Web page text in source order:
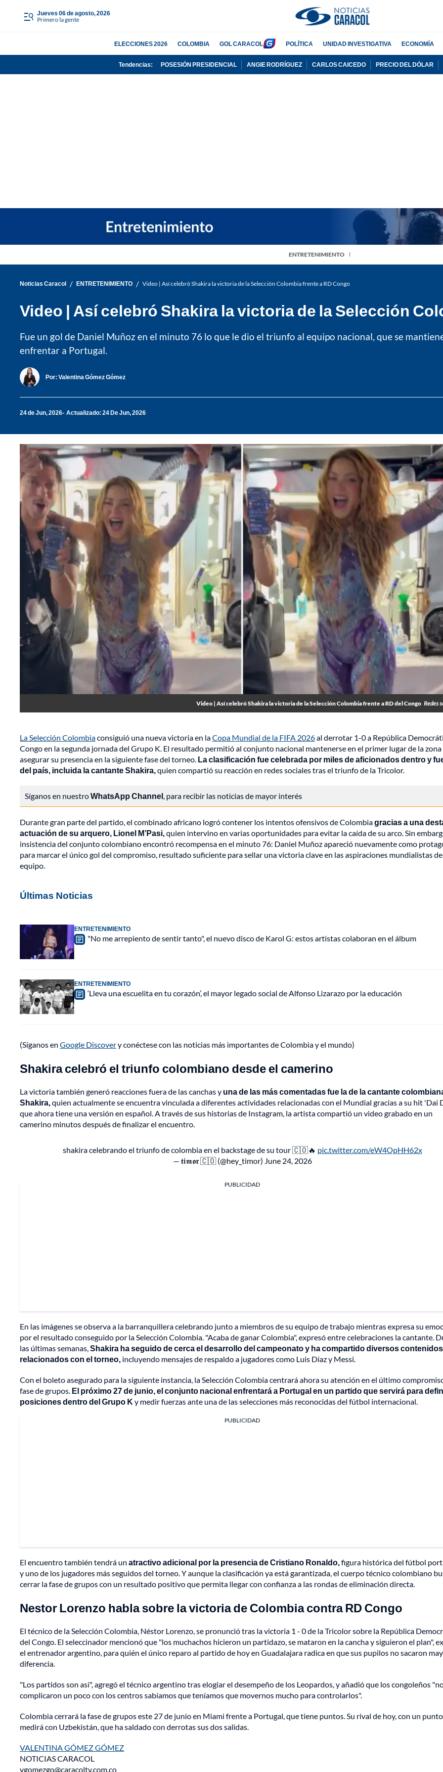
jueves 06 de agosto, 2026
Primero la gente
ELECCIONES 2026 COLOMBIA GOL CARACOL POLÍTICA UNIDAD INVESTIGATIVA ECONOMÍA
Tendencias: POSESIÓN PRESIDENCIAL ANGIE RODRÍGUEZ CARLOS CAICEDO PRECIO DEL DÓLAR
ENTRETENIMIENTO
Noticias Caracol / ENTRETENIMIENTO / Video | Así celebró Shakira la victoria de la Selección Colombia frente a RD Congo
Video | Así celebró Shakira la victoria de la Selección
Fue un gol de Daniel Muñoz en el minuto 76 lo que le dio el triunfo al equipo nacional, que se
enfrentar a Portugal.
Por: Valentina Gómez Gómez
24 de Jun, 2026 Actualizado: 24 De Jun, 2026
Video | Así celebró Shakira la victoria de la Selección Colombia frente a RD del Congo Redes
La Selección Colombiaconsiguió una nueva victoria en laCopa Mundial de la FIFA 2026al derrotar 1-0 a República
Congo en la segunda jornada del Grupo K. El resultado permitió al conjunto nacional mantenerse en el primer lugar de la zona
asegurar su presencia en la siguiente fase del torneo. La clasificación fue celebrada por miles de aficionados dentro y
del país, incluida la cantante Shakira,quien compartió su reacción en redes sociales tras el triunfo de la Tricolor.
Síganos en nuestroWhatsApp Channel, para recibir las noticias de mayor interés
Durante gran parte del partido, el combinado africano logró contener los intentos ofensivos de Colombiagracias a una
actuación de su arquero, Lionel M’Pasi,quien intervino en varias oportunidades para evitar la caída de su arco. Sin
insistencia del conjunto colombiano encontró recompensa en el minuto 76: Daniel Muñoz apareció nuevamente como
para marcar el único gol del compromiso, resultado suficiente para sellar una victoria clave en las aspiraciones mundialistas
equipo.
Últimas Noticias
ENTRETENIMIENTO
"No me arrepiento de sentir tanto", el nuevo disco de Karol G: estos artistas colaboran en el álbum
ENTRETENIMIENTO
‘Lleva una escuelita en tu corazón’, el mayor legado social de Alfonso Lizarazo por la educación
(Síganos en Google Discovery conéctese con las noticias más importantes de Colombia y el mundo)
Shakira celebró el triunfo colombiano desde el camerino
La victoria también generó reacciones fuera de las canchas y una de las más comentadas fue la de la cantante
Shakira,quien actualmente se encuentra vinculada a diferentes actividades relacionadas con el Mundial gracias a su hit 'Dai
que ahora tiene una versión en español. A través de sus historias de Instagram, la artista compartió un video grabado en un
camerino minutos después de finalizar el encuentro.
shakira celebrando el triunfo de colombia en el backstage de su tour 🇨🇴🔥 pic.twitter.com/eW4OpHH62x
— 𝖙𝖎𝖒𝖔𝖗 🇨🇴 (@hey_timor) June 24, 2026
PUBLICIDAD
En las imágenes se observa a la barranquillera celebrando junto a miembros de su equipo de trabajo mientras expresa su
por el resultado conseguido por la Selección Colombia. "Acaba de ganar Colombia", expresó entre celebraciones la cantante.
las últimas semanas,Shakira ha seguido de cerca el desarrollo del campeonato y ha compartido diversos contenidos
relacionados con el torneo, incluyendo mensajes de respaldo a jugadores como Luis Díaz y Messi.
Con el boleto asegurado para la siguiente instancia, la Selección Colombia centrará ahora su atención en el último
fase de grupos. El próximo 27 de junio, el conjunto nacional enfrentará a Portugal en un partido que servirá para
posiciones dentro del Grupo K y medir fuerzas ante una de las selecciones más reconocidas del fútbol internacional.
PUBLICIDAD
El encuentro también tendrá un atractivo adicional por la presencia de Cristiano Ronaldo,figura histórica del fútbol
y uno de los jugadores más seguidos del torneo. Y aunque la clasificación ya está garantizada, el cuerpo técnico colombiano
cerrar la fase de grupos con un resultado positivo que permita llegar con confianza a las rondas de eliminación directa.
Nestor Lorenzo habla sobre la victoria de Colombia contra RD Congo
El técnico de la Selección Colombia, Néstor Lorenzo, se pronunció tras la victoria 1 - 0 de la Tricolor sobre la República
del Congo. El seleccinador mencionó que "los muchachos hicieron un partidazo, se mataron en la cancha y siguieron el plan",
el entrenador argentino, para quién el único reparo al partido de hoy en Guadalajara radica en que sus pupilos no sacaron
diferencia.
"Los partidos son así", agregó el técnico argentino tras elogiar el desempeño de los Leopardos, y añadió que los congoleños
complicaron un poco con los centros sabíamos que teníamos que movernos mucho para controlarlos".
Colombia cerrará la fase de grupos este 27 de junio en Miami frente a Portugal, que tiene puntos. Su rival de hoy, con un
medirá con Uzbekistán, que ha saldado con derrotas sus dos salidas.
VALENTINA GÓMEZ GÓMEZ
NOTICIAS CARACOL
vgomezgo@caracoltv.com.co